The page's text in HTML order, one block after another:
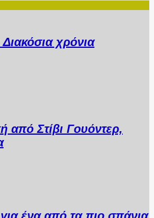
χρόνια
από Στίβι Γουόντερ,